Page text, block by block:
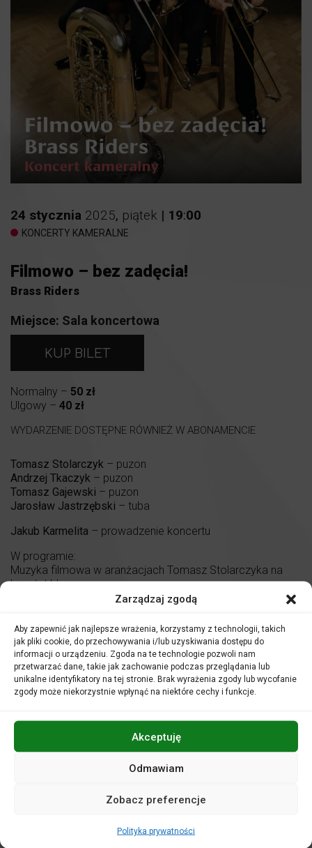
Zarządzaj zgodą
Aby zapewnić jak najlepsze wrażenia, korzystamy z technologii, takich
jak pliki cookie, do przechowywania i/lub uzyskiwania dostępu do
informacji o urządzeniu. Zgoda na te technologie pozwoli nam
przetwarzać dane, takie jak zachowanie podczas przeglądania lub
unikalne identyfikatory na tej stronie. Brak wyrażenia zgody lub wycofanie
zgody może niekorzystnie wpłynąć na niektóre cechy i funkcje.
Akceptuję
Odmawiam
Zobacz preferencje
Polityka prywatności
24 stycznia 2025, piątek | 19:00
KONCERTY KAMERALNE
Filmowo – bez zadęcia!
Brass Riders
Miejsce: Sala koncertowa
KUP BILET
Normalny – 50 zł
Ulgowy – 40 zł
WYDARZENIE DOSTĘPNE RÓWNIEŻ W ABONAMENCIE
Tomasz Stolarczyk – puzon
Andrzej Tkaczyk – puzon
Tomasz Gajewski – puzon
Jarosław Jastrzębski – tuba
Jakub Karmelita – prowadzenie koncertu
W programie:
Muzyka filmowa w aranżacjach Tomasz Stolarczyka na
kwartet blaszany.